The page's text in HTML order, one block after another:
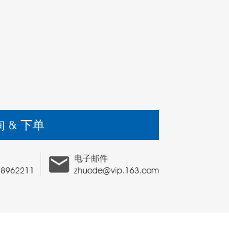
& 下单
电子邮件
zhuode@vip.163.com